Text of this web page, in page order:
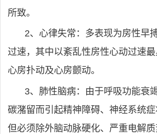
所致。
2、心律失常：多表现为房性早
过速，其中以紊乱性房性心动过速
心房扑动及心房颤动。
3、肺性脑病：由于呼吸功能衰
碳潴留而引起精神障碍、神经系统症
但必须除外脑动脉硬化、严重电解